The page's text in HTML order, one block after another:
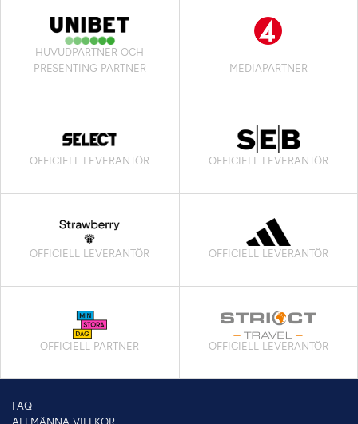
HUVUDPARTNER OCH
PRESENTING PARTNER
MEDIAPARTNER
OFFICIELL LEVERANTÖR OFFICIELL LEVERANTÖR
OFFICIELL LEVERANTÖR OFFICIELL LEVERANTÖR
OFFICIELL PARTNER OFFICIELL LEVERANTÖR
FAQ